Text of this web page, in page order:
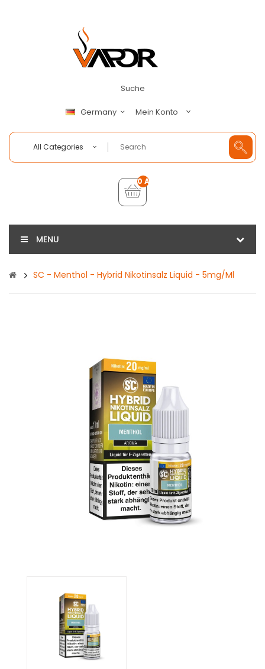
Suche
Germany Mein Konto
All Categories
0 Artikel - €0,00
MENU
SC - Menthol - Hybrid Nikotinsalz Liquid - 5mg/ml